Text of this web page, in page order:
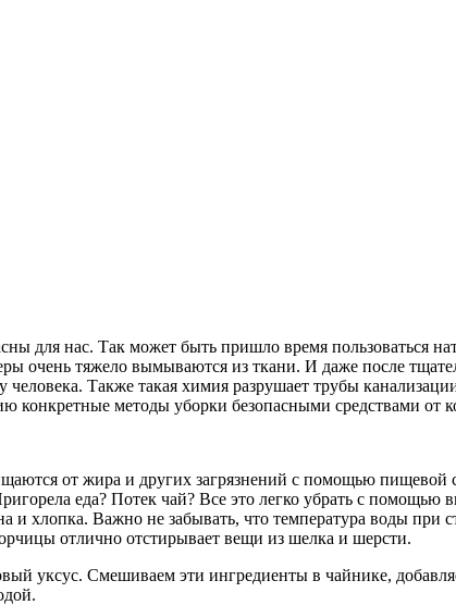
для нас. Так может быть пришло время пользоваться
очень тяжело вымываются из ткани. И даже после
Также такая химия разрушает трубы
конкретные методы уборки безопасными средствами от
от жира и других загрязнений с помощью
еда? Потек чай? Все это легко убрать с
хлопка. Важно не забывать, что температура воды при
отлично отстирывает вещи из шелка и шерсти.
уксус. Смешиваем эти ингредиенты в чайнике,